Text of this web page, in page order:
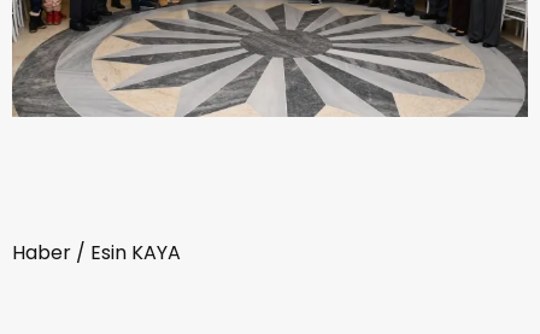
Haber / Esin KAYA